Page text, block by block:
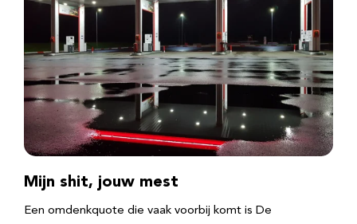
Mijn shit, jouw mest
Een omdenkquote die vaak voorbij komt is De